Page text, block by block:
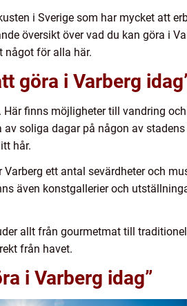
i Sverige som har mycket att
översikt över vad du kan göra i
något för alla här.
göra i Varberg
finns möjligheter till vandring
soliga dagar på någon av
hår.
ett antal sevärdheter och
även konstgallerier och
allt från gourmetmat till
från havet.
i Varberg idag”